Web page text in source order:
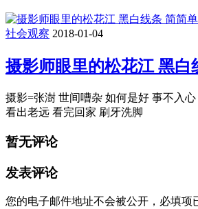
社会观察 2018-01-04
摄影师眼里的松花江 黑白
摄影=张澍 世间嘈杂 如何是好 事不入
看出老远 看完回家 刷牙洗脚
暂无评论
发表评论
您的电子邮件地址不会被公开， 必填项